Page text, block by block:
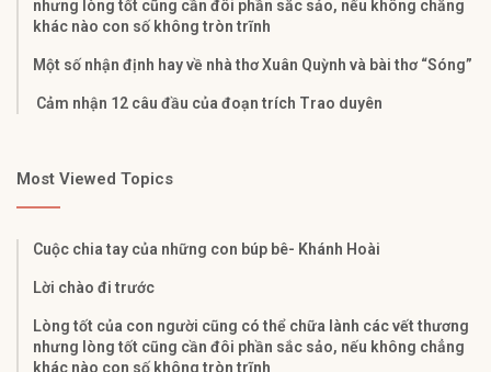
nhưng lòng tốt cũng cần đôi phần sắc sảo, nếu không chẳng
khác nào con số không tròn trĩnh
Một số nhận định hay về nhà thơ Xuân Quỳnh và bài thơ “Sóng”
Cảm nhận 12 câu đầu của đoạn trích Trao duyên
Most Viewed Topics
Cuộc chia tay của những con búp bê- Khánh Hoài
Lời chào đi trước
Lòng tốt của con người cũng có thể chữa lành các vết thương
nhưng lòng tốt cũng cần đôi phần sắc sảo, nếu không chẳng
khác nào con số không tròn trĩnh